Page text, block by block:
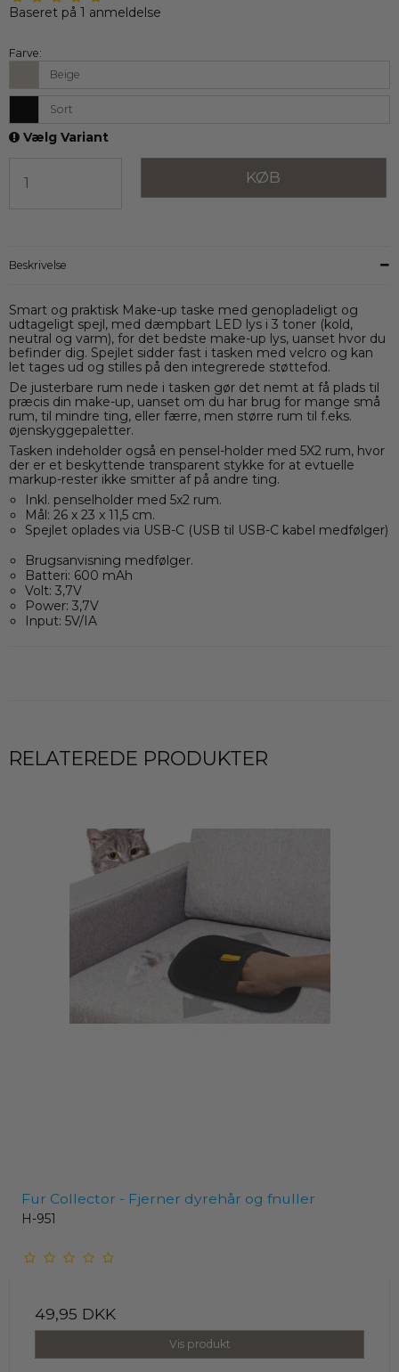
Baseret på 1 anmeldelse
Farve:
Beige
Sort
Vælg Variant
KØB
Beskrivelse
Smart og praktisk Make-up taske med genopladeligt og
udtageligt spejl, med dæmpbart LED lys i 3 toner (kold,
neutral og varm), for det bedste make-up lys, uanset hvor du
befinder dig. Spejlet sidder fast i tasken med velcro og kan
let tages ud og stilles på den integrerede støttefod.
De justerbare rum nede i tasken gør det nemt at få plads til
præcis din make-up, uanset om du har brug for mange små
rum, til mindre ting, eller færre, men større rum til f.eks.
øjenskyggepaletter.
Tasken indeholder også en pensel-holder med 5X2 rum, hvor
der er et beskyttende transparent stykke for at evtuelle
markup-rester ikke smitter af på andre ting.
Inkl. penselholder med 5x2 rum.
Mål: 26 x 23 x 11,5 cm.
Spejlet oplades via USB-C (USB til USB-C kabel medfølger)
Brugsanvisning medfølger.
Batteri: 600 mAh
Volt: 3,7V
Power: 3,7V
Input: 5V/IA
RELATEREDE PRODUKTER
Fur Collector - Fjerner dyrehår og fnuller
H-951
49,95 DKK
Vis produkt